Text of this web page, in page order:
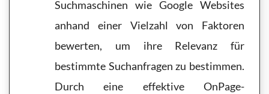
Suchmaschinen wie Google Websites
anhand einer Vielzahl von Faktoren
bewerten, um ihre Relevanz für
bestimmte Suchanfragen zu bestimmen.
Durch eine effektive OnPage-